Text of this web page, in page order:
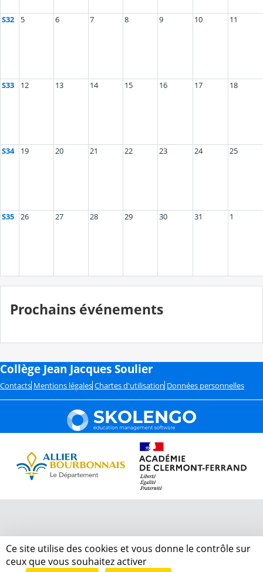
S32 5 6 7 8 9 10 11
S33 12 13 14 15 16 17 18
S34 19 20 21 22 23 24 25
S35 26 27 28 29 30 31 1
Prochains événements
Collège Jean Jacques Soulier
Contacts Mentions légales Chartes d'utilisation Données personnelles
Ce site utilise des cookies et vous donne le contrôle sur
ceux que vous souhaitez activer